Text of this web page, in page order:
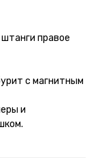
штанги правое
с магнитным
и